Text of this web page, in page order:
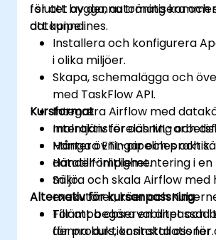
för att bygga, automatisera och
datapipelines.
I slutet av denna träning
att kunna:
Installera och konfigurera
i olika miljöer.
Skapa, schemalägga och
med TaskFlow API.
Integrera Airflow med
molntjänster och ML-
Hantera ETL-pipelines och
datatillförlitlighet.
Säkra och skala Airflow med
exekutörer, köer och
Tillämpa observabilitet och
för produktionsinstallationer.
Kursformat
Interaktiv föreläsning och
Många övningar och praktik.
Händer-implementering i
miljö.
Alternativ för kursanpassning
För att begära en anpassad
denna kurs, kontakta oss för